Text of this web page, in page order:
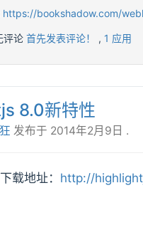
https://bookshadow.com/
评论 首先发表评论！ , 1 应用
8.0新特性
发布于 2014年2月9日 .
下载地址： http://